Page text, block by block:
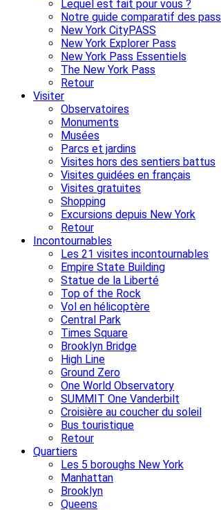
Lequel est fait pour vous ?
Notre guide comparatif des pass
New York CityPASS
New York Explorer Pass
New York Pass Essentiels
The New York Pass
Retour
Visiter
Observatoires
Monuments
Musées
Parcs et jardins
Visites hors des sentiers battus
Visites guidées en français
Visites gratuites
Shopping
Excursions depuis New York
Retour
Incontournables
Les 21 visites incontournables
Empire State Building
Statue de la Liberté
Top of the Rock
Vol en hélicoptère
Central Park
Times Square
Brooklyn Bridge
High Line
Ground Zero
One World Observatory
SUMMIT One Vanderbilt
Croisière au coucher du soleil
Bus touristique
Retour
Quartiers
Les 5 boroughs New York
Manhattan
Brooklyn
Queens